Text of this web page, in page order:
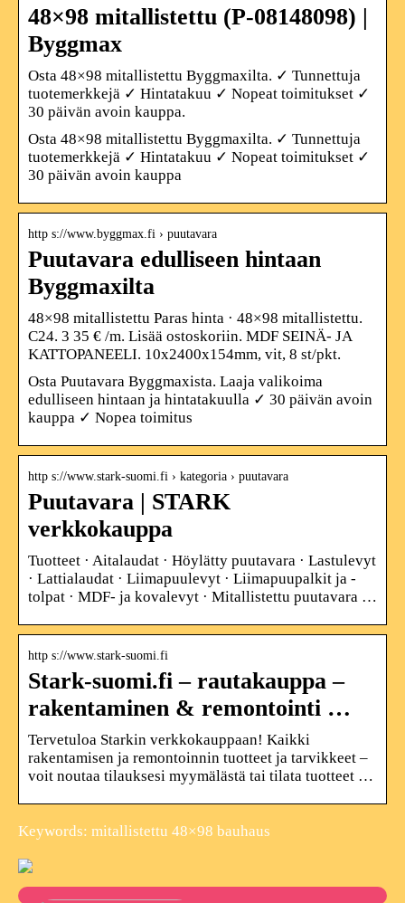
48×98 mitallistettu (P-08148098) |
Byggmax
Osta 48×98 mitallistettu Byggmaxilta. ✓ Tunnettuja
tuotemerkkejä ✓ Hintatakuu ✓ Nopeat toimitukset ✓
30 päivän avoin kauppa.
Osta 48×98 mitallistettu Byggmaxilta. ✓ Tunnettuja
tuotemerkkejä ✓ Hintatakuu ✓ Nopeat toimitukset ✓
30 päivän avoin kauppa
http s://www.byggmax.fi › puutavara
Puutavara edulliseen hintaan
Byggmaxilta
48×98 mitallistettu Paras hinta · 48×98 mitallistettu.
C24. 3 35 € /m. Lisää ostoskoriin. MDF SEINÄ- JA
KATTOPANEELI. 10x2400x154mm, vit, 8 st/pkt.
Osta Puutavara Byggmaxista. Laaja valikoima
edulliseen hintaan ja hintatakuulla ✓ 30 päivän avoin
kauppa ✓ Nopea toimitus
http s://www.stark-suomi.fi › kategoria › puutavara
Puutavara | STARK
verkkokauppa
Tuotteet · Aitalaudat · Höylätty puutavara · Lastulevyt
· Lattialaudat · Liimapuulevyt · Liimapuupalkit ja -
tolpat · MDF- ja kovalevyt · Mitallistettu puutavara …
http s://www.stark-suomi.fi
Stark-suomi.fi – rautakauppa –
rakentaminen & remontointi …
Tervetuloa Starkin verkkokauppaan! Kaikki
rakentamisen ja remontoinnin tuotteet ja tarvikkeet –
voit noutaa tilauksesi myymälästä tai tilata tuotteet …
Keywords: mitallistettu 48×98 bauhaus